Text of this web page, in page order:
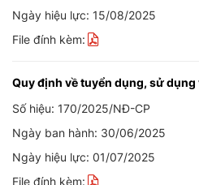
Ngày hiệu lực: 15/08/2025
File đính kèm:
Quy định về tuyển dụng, sử
Số hiệu: 170/2025/NĐ-CP
Ngày ban hành: 30/06/2025
Ngày hiệu lực: 01/07/2025
File đính kèm: